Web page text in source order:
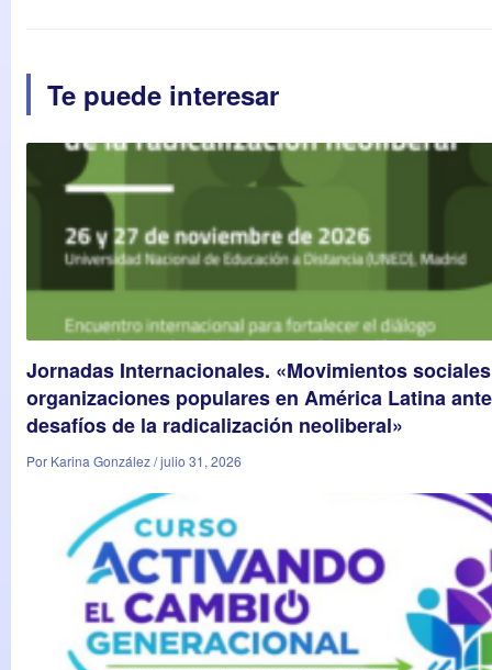
Te puede interesar
Jornadas Internacionales. «Movimientos
organizaciones populares en América Latina
desafíos de la radicalización neoliberal»
Por Karina González / julio 31, 2026